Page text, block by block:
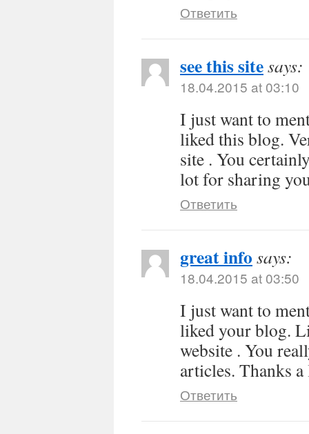
Ответить
see this sitesays:
18.04.2015 at 03:10
I just want to
liked this blog.
site . You
lot for sharing
Ответить
great info says:
18.04.2015 at 03:50
I just want to
liked your blog.
website . You
articles. Thanks
Ответить